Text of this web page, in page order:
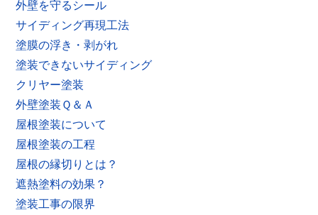
外壁を守るシール
サイディング再現工法
塗膜の浮き・剥がれ
塗装できないサイディング
クリヤー塗装
外壁塗装Ｑ＆Ａ
屋根塗装について
屋根塗装の工程
屋根の縁切りとは？
遮熱塗料の効果？
塗装工事の限界